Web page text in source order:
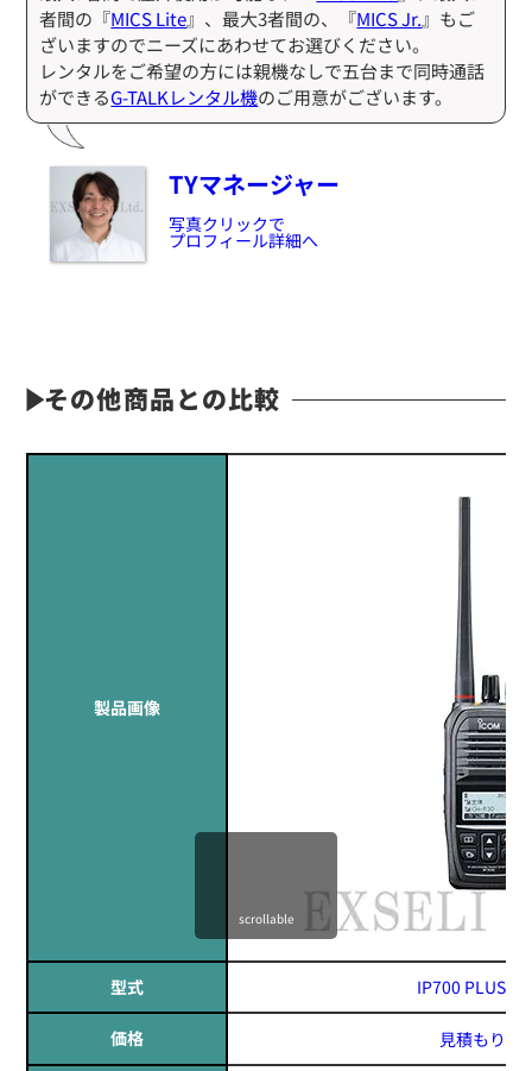
TYマネージャー
写真クリックで
プロフィール詳細へ
者間の『MICS Lite』、最大3者間の、『MICS Jr.』もご
ざいますのでニーズにあわせてお選びください。
レンタルをご希望の方には親機なしで五台まで同時通話
ができるG-TALKレンタル機のご用意がございます。
その他商品との比較
製品画像
型式 IP700 PLUS /
価格 見積もりす
scrollable